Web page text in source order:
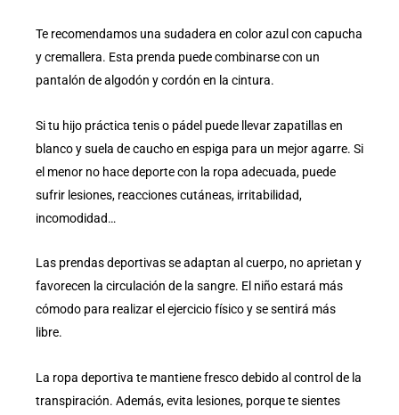
Te recomendamos una sudadera en color azul con capucha
y cremallera. Esta prenda puede combinarse con un
pantalón de algodón y cordón en la cintura.
Si tu hijo práctica tenis o pádel puede llevar zapatillas en
blanco y suela de caucho en espiga para un mejor agarre. Si
el menor no hace deporte con la ropa adecuada, puede
sufrir lesiones, reacciones cutáneas, irritabilidad,
incomodidad…
Las prendas deportivas se adaptan al cuerpo, no aprietan y
favorecen la circulación de la sangre. El niño estará más
cómodo para realizar el ejercicio físico y se sentirá más
libre.
La ropa deportiva te mantiene fresco debido al control de la
transpiración. Además, evita lesiones, porque te sientes